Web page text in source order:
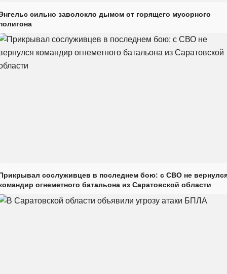
сильно заволокло дымом от горящего мусорного
сослуживцев в последнем бою: с СВО не
огнеметного батальона из Саратовской области